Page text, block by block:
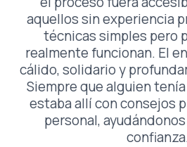
o
k
r
a
aquellos sin experiencia
técnicas simples pero
realmente funcionan. El
cálido, solidario y
Siempre que alguien
estaba allí con consejos
personal,